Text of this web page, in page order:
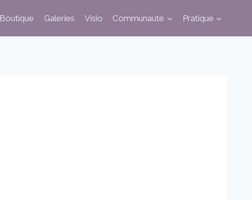
Boutique Galeries Visio Communauté Pratique